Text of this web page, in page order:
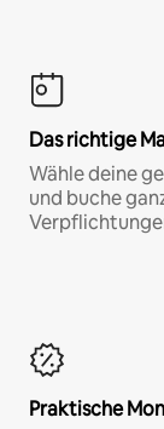
Das richtige
Wähle deine
und buche
Praktische